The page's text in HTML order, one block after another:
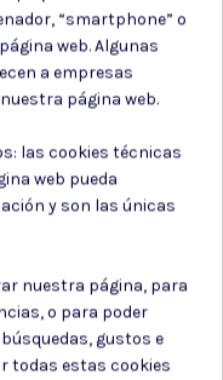
Para ello, consulte nuestra
aviso legal.
para recibir publicidad
“smartphone” o
web. Algunas
a empresas
página web.
las cookies técnicas
web pueda
y son las únicas
nuestra página, para
o para poder
gustos e
todas estas cookies